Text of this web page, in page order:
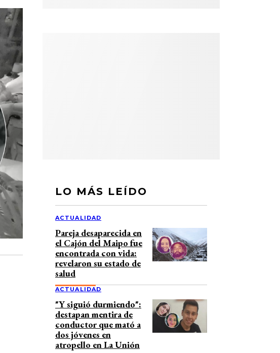
LO MÁS LEÍDO
ACTUALIDAD
Pareja desaparecida en
el Cajón del Maipo fue
encontrada con vida:
revelaron su estado de
salud
ACTUALIDAD
"Y siguió durmiendo":
destapan mentira de
conductor que mató a
dos jóvenes en
atropello en La Unión